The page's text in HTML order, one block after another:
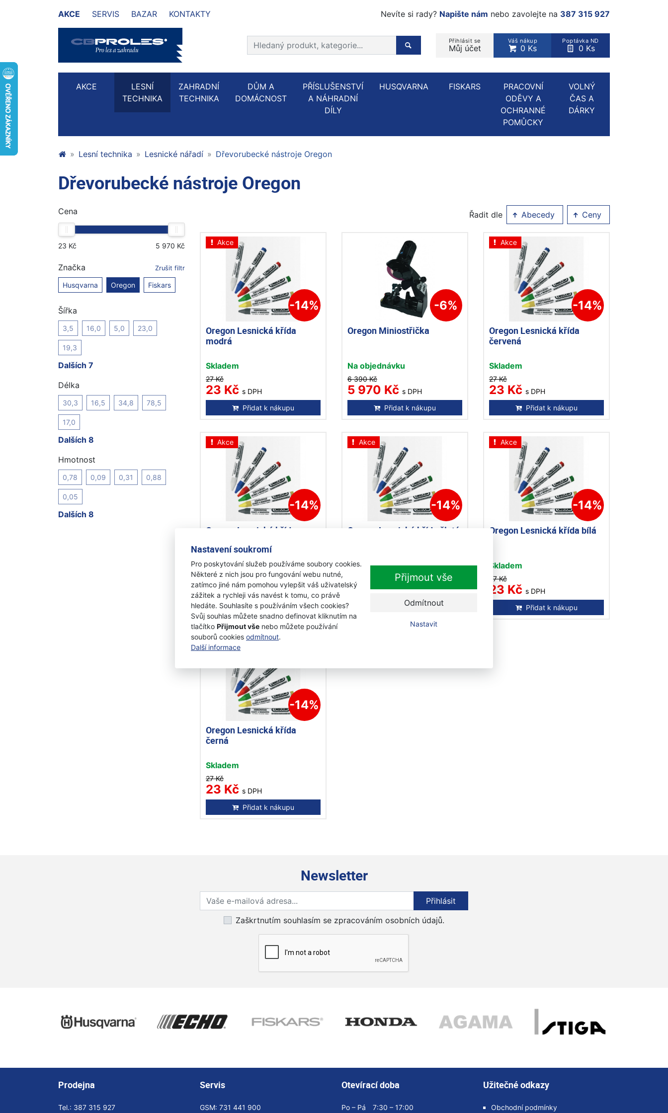
Nastavení soukromí
Pro poskytování služeb používáme soubory cookies.
Některé z nich jsou pro fungování webu nutné,
zatímco jiné nám pomohou vylepšit váš uživatelský
zážitek a rychleji vás navést k tomu, co právě
hledáte. Souhlasíte s používáním všech cookies?
Svůj souhlas můžete snadno definovat kliknutím na
tlačítko Přijmout vše nebo můžete používání
souborů cookies odmítnout.
Další informace
Přijmout vše
Odmítnout
Nastavit
AKCE SERVIS BAZAR KONTAKTY Nevíte si rady? Napište nám nebo zavolejte na 387 315 927
Přihlásit se
Můj účet
Váš nákup
0 Ks
Poptávka ND
0 Ks
Prohledat web
Hledaný produkt, kategorie...
AKCE
LESNÍ
TECHNIKA
ZAHRADNÍ
TECHNIKA
DŮM A
DOMÁCNOST
PŘÍSLUŠENSTVÍ
A NÁHRADNÍ
DÍLY
HUSQVARNA FISKARS
PRACOVNÍ
ODĚVY A
OCHRANNÉ
POMŮCKY
VOLNÝ
ČAS A
DÁRKY
Lesní technika Lesnické nářadí Dřevorubecké nástroje Oregon
Dřevorubecké nástroje Oregon
Cena
Značka Zrušit filtr
Husqvarna Oregon Fiskars
Šířka
3,5 16,0 5,0 23,0
19,3
Dalších 7
Délka
30,3 16,5 34,8 78,5
17,0
Dalších 8
Hmotnost
0,78 0,09 0,31 0,88
0,05
Dalších 8
Řadit dle Abecedy Ceny
Akce
-14%
Oregon Lesnická křída
modrá
Skladem
27 Kč
23 Kč s DPH
Přidat k nákupu
-6%
Oregon Miniostřička
Na objednávku
6 390 Kč
5 970 Kč s DPH
Přidat k nákupu
Akce
-14%
Oregon Lesnická křída
červená
Skladem
27 Kč
23 Kč s DPH
Přidat k nákupu
Akce
-14%
Oregon Lesnická křída
Skladem
27 Kč
23 Kč s DPH
Přidat k nákupu
Akce
-14%
Oregon Lesnická křída žlutá
Skladem
23 Kč s DPH
Přidat k nákupu
Akce
-14%
Oregon Lesnická křída bílá
Skladem
27 Kč
23 Kč s DPH
Přidat k nákupu
Akce
-14%
Oregon Lesnická křída
černá
Skladem
27 Kč
23 Kč s DPH
Přidat k nákupu
Newsletter
Přihlaste se k odběru novinek
Přihlásit
Zaškrtnutím souhlasím se zpracováním osobních údajů.
Prodejna
Tel.: 387 315 927
Servis
GSM: 731 441 900
Otevírací doba
Po – Pá 7:30 – 17:00
Užitečné odkazy
Obchodní podmínky